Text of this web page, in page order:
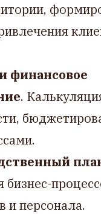
финансовое
.
бизнес-
и персонала.